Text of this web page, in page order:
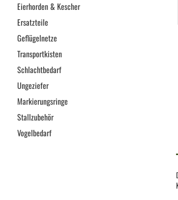
Eierhorden & Kescher
Ersatzteile
Geflügelnetze
Transportkisten
Schlachtbedarf
Ungeziefer
Markierungsringe
Stallzubehör
Vogelbedarf